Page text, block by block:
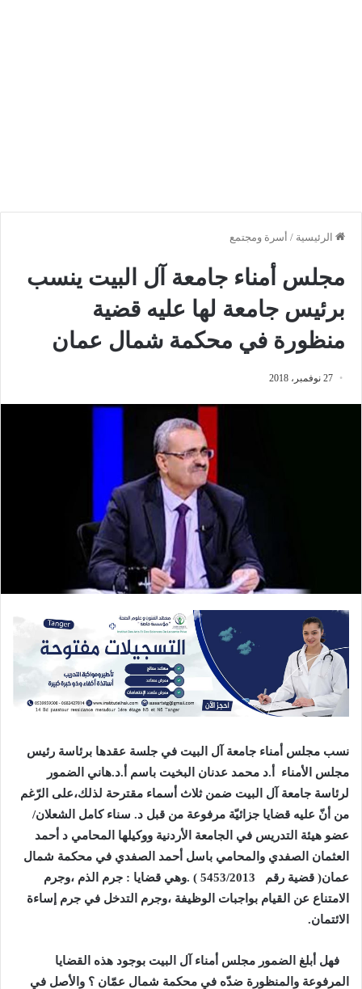
الرئيسية / أسرة ومجتمع
مجلس أمناء جامعة آل البيت ينسب
برئيس جامعة لها عليه قضية
منظورة في محكمة شمال عمان
27 نوفمبر، 2018
نسب مجلس أمناء جامعة آل البيت في جلسة عقدها برئاسة رئيس
مجلس الأمناء أ.د محمد عدنان البخيت باسم أ.د.هاني الضمور
لرئاسة جامعة آل البيت ضمن ثلاث أسماء مقترحة لذلك،على الرّغم
من أنّ عليه قضايا جزائيّة مرفوعة من قبل د. سناء كامل الشعلان/
عضو هيئة التدريس في الجامعة الأردنية ووكيلها المحامي د أحمد
العثمان الصفدي والمحامي باسل أحمد الصفدي في محكمة شمال
عمان( قضية رقم 5453/2013 ) .وهي قضايا : جرم الذم ،وجرم
الامتناع عن القيام بواجبات الوظيفة ،وجرم التدخل في جرم إساءة
الائتمان.
فهل أبلغ الضمور مجلس أمناء آل البيت بوجود هذه القضايا
المرفوعة والمنظورة ضدّه في محكمة شمال عمّان ؟ والأصل في